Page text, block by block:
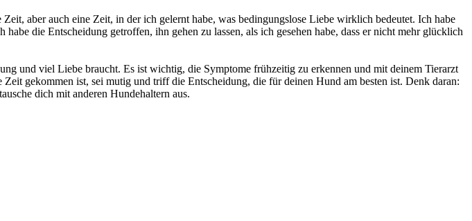
aber auch eine Zeit, in der ich gelernt habe, was bedingungslose Liebe wirklich bedeutet. Ich habe
die Entscheidung getroffen, ihn gehen zu lassen, als ich gesehen habe, dass er nicht mehr glücklich
und viel Liebe braucht. Es ist wichtig, die Symptome frühzeitig zu erkennen und mit deinem Tierarzt
gekommen ist, sei mutig und triff die Entscheidung, die für deinen Hund am besten ist. Denk daran:
dich mit anderen Hundehaltern aus.